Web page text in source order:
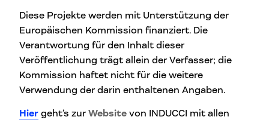
Diese Projekte werden mit Unterstützung der
Europäischen Kommission finanziert. Die
Verantwortung für den Inhalt dieser
Veröffentlichung trägt allein der Verfasser; die
Kommission haftet nicht für die weitere
Verwendung der darin enthaltenen Angaben.
Hier geht’s zurWebsite von INDUCCI mit allen